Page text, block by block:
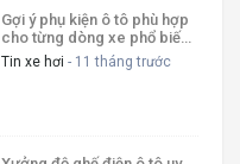
Gợi ý phụ kiện ô tô phù hợp
cho từng dòng xe phổ biến
tại Việt Nam
Tin xe hơi - 11 tháng trước